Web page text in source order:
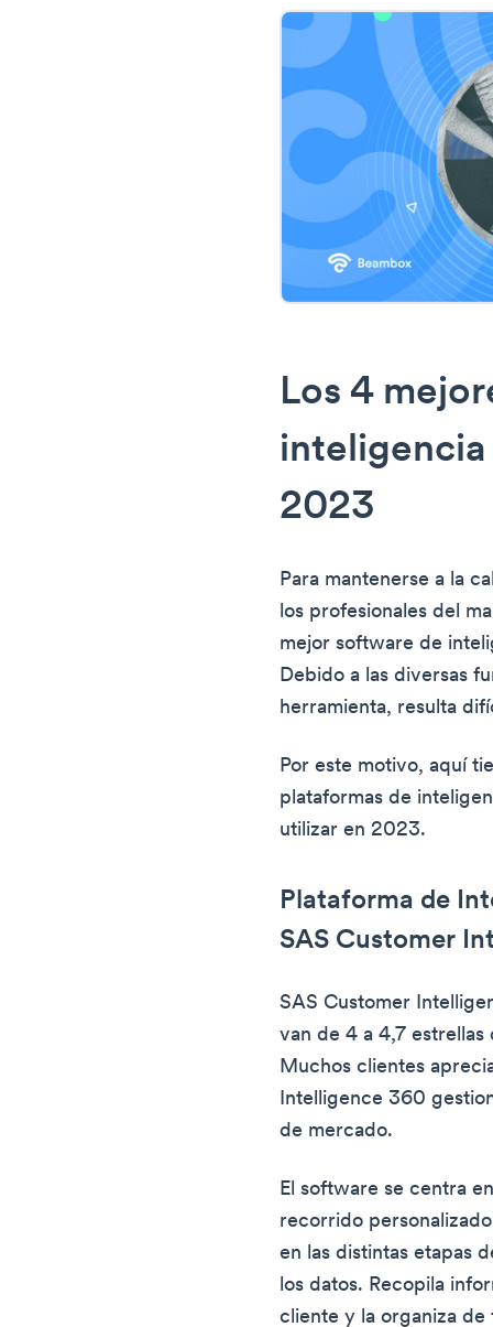
Los 4
2023
Para mantenerse a la
los profesionales del
mejor software de
Debido a las diversas
herramienta, resulta
Por este motivo, aquí
plataformas de
utilizar en 2023.
Plataforma de
SAS Customer
SAS Customer
van de 4 a 4,7
Muchos clientes
Intelligence 360
de mercado.
El software se centra
recorrido
en las distintas etapas
los datos. Recopila
cliente y la organiza